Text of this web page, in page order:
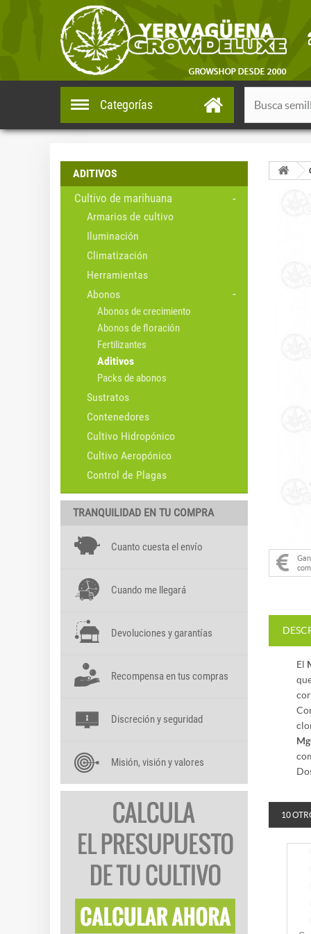
Categorías
ADITIVOS
Cultivo de marihuana
Armarios de cultivo
Iluminación
Climatización
Herramientas
Abonos
Abonos de crecimiento
Abonos de floración
Fertilizantes
Aditivos
Packs de abonos
Sustratos
Contenedores
Cultivo Hidropónico
Cultivo Aeropónico
Control de Plagas
TRANQUILIDAD EN TU COMPRA
Cuanto cuesta el envío
Cuando me llegará
Devoluciones y garantías
Recompensa en tus compras
Discreción y seguridad
Misión, visión y valores
El
10